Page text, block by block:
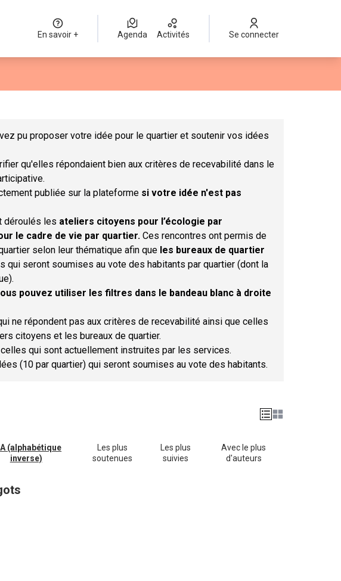
En savoir + Agenda Activités Se connecter
pu proposer votre idée pour le quartier et soutenir vos idées
qu'elles répondaient bien aux critères de recevabilité dans le
publiée sur la plateforme si votre idée n'est pas
déroulés les ateliers citoyens pour l’écologie par
le cadre de vie par quartier. Ces rencontres ont permis de
selon leur thématique afin que les bureaux de quartier
seront soumises au vote des habitants par quartier (dont la
pouvez utiliser les filtres dans le bandeau blanc à droite
ne répondent pas aux critères de recevabilité ainsi que celles
citoyens et les bureaux de quartier.
qui sont actuellement instruites par les services.
(10 par quartier) qui seront soumises au vote des habitants.
(alphabétique
inverse)
Les plus
soutenues
Les plus
suivies
Avec le plus
d'auteurs